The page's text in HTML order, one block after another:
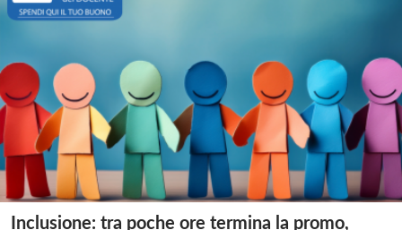
Inclusione: tra poche ore termina la promo,